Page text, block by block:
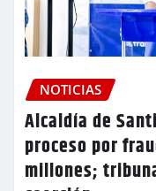
NOTICIAS
Alcaldía de
proceso por
millones;